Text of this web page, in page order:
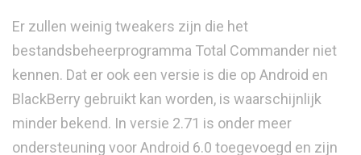
Er zullen weinig tweakers zijn die het
bestandsbeheerprogramma Total Commander niet
kennen. Dat er ook een versie is die op Android en
BlackBerry gebruikt kan worden, is waarschijnlijk
minder bekend. In versie 2.71 is onder meer
ondersteuning voor Android 6.0 toegevoegd en zijn